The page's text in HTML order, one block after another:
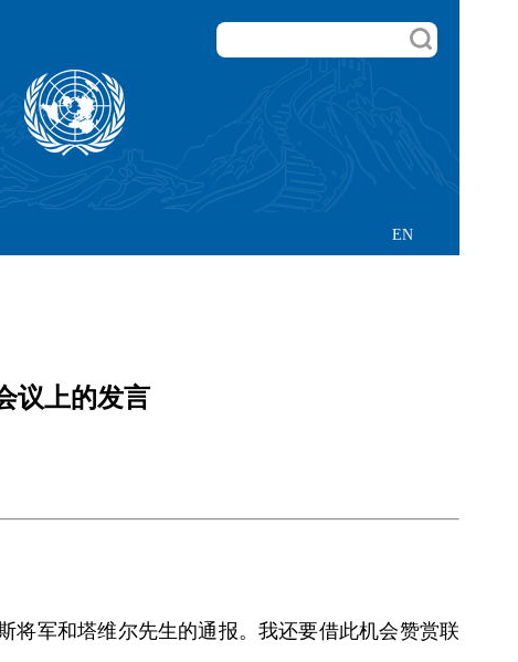
EN
议上的发言
将军和塔维尔先生的通报。我还要借此机会赞赏联